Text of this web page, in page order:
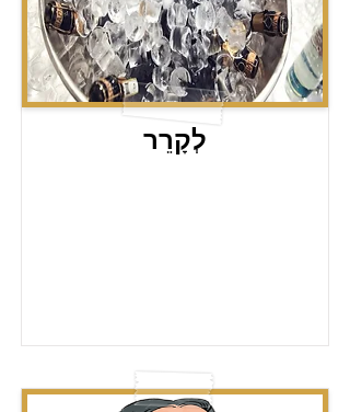
לְקָרֵר